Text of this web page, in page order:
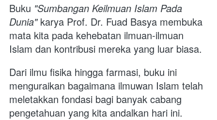
Buku "Sumbangan Keilmuan Islam Pada
Dunia" karya Prof. Dr. Fuad Basya membuka
mata kita pada kehebatan ilmuan-ilmuan
Islam dan kontribusi mereka yang luar biasa.
Dari ilmu fisika hingga farmasi, buku ini
menguraikan bagaimana ilmuwan Islam telah
meletakkan fondasi bagi banyak cabang
pengetahuan yang kita andalkan hari ini.